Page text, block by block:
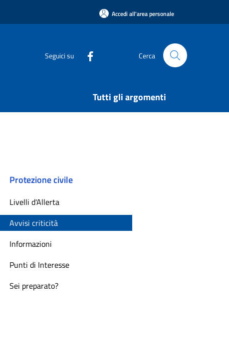
Accedi all'area personale
Seguici su Cerca
Tutti gli argomenti
Protezione civile
Livelli d'Allerta
Avvisi criticità
Informazioni
Punti di Interesse
Sei preparato?